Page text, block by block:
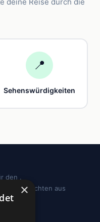
📍
Sehenswürdigkeiten
den .
Geschichten aus
×